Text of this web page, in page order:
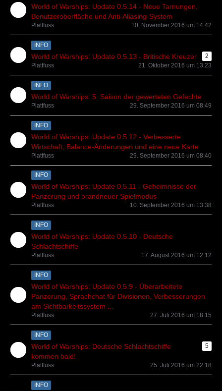
World of Warships: Update 0.5.14 - Neue Tarnungen,
Benutzeroberfläche und Anti-Aliasing-System
Plattfuss 10. November 2016 um 14:42
INFO
World of Warships: Update 0.5.13 - Britische Kreuzer
2
Plattfuss
21. Oktober 2016 um 13:23
INFO
World of Warships: 5. Saison der gewerteten Gefechte
Plattfuss 29. September 2016 um 08:49
INFO
World of Warships: Update 0.5.12 - Verbesserte
Wirtschaft, Balance-Änderungen und eine neue Karte
Plattfuss 29. September 2016 um 08:40
INFO
World of Warships: Update 0.5.11 - Geheimnisse der
Panzerung und brandneuer Spielmodus
Plattfuss 10. September 2016 um 13:38
INFO
World of Warships: Update 0.5.10 - Deutsche
Schlachtschiffe
Plattfuss 17. August 2016 um 12:12
INFO
World of Warships: Update 0.5.9 - Überarbeitete
Panzerung, Sprachchat für Divisionen, Verbesserungen
am Sichtbarkeitssystem ...
Plattfuss 27. Juli 2016 um 18:15
INFO
World of Warships: Deutsche Schlachtschiffe
kommen bald!
5
Plattfuss 25. Juli 2016 um 22:18
INFO